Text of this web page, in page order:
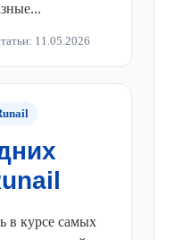
11.05.2026
в курсе самых